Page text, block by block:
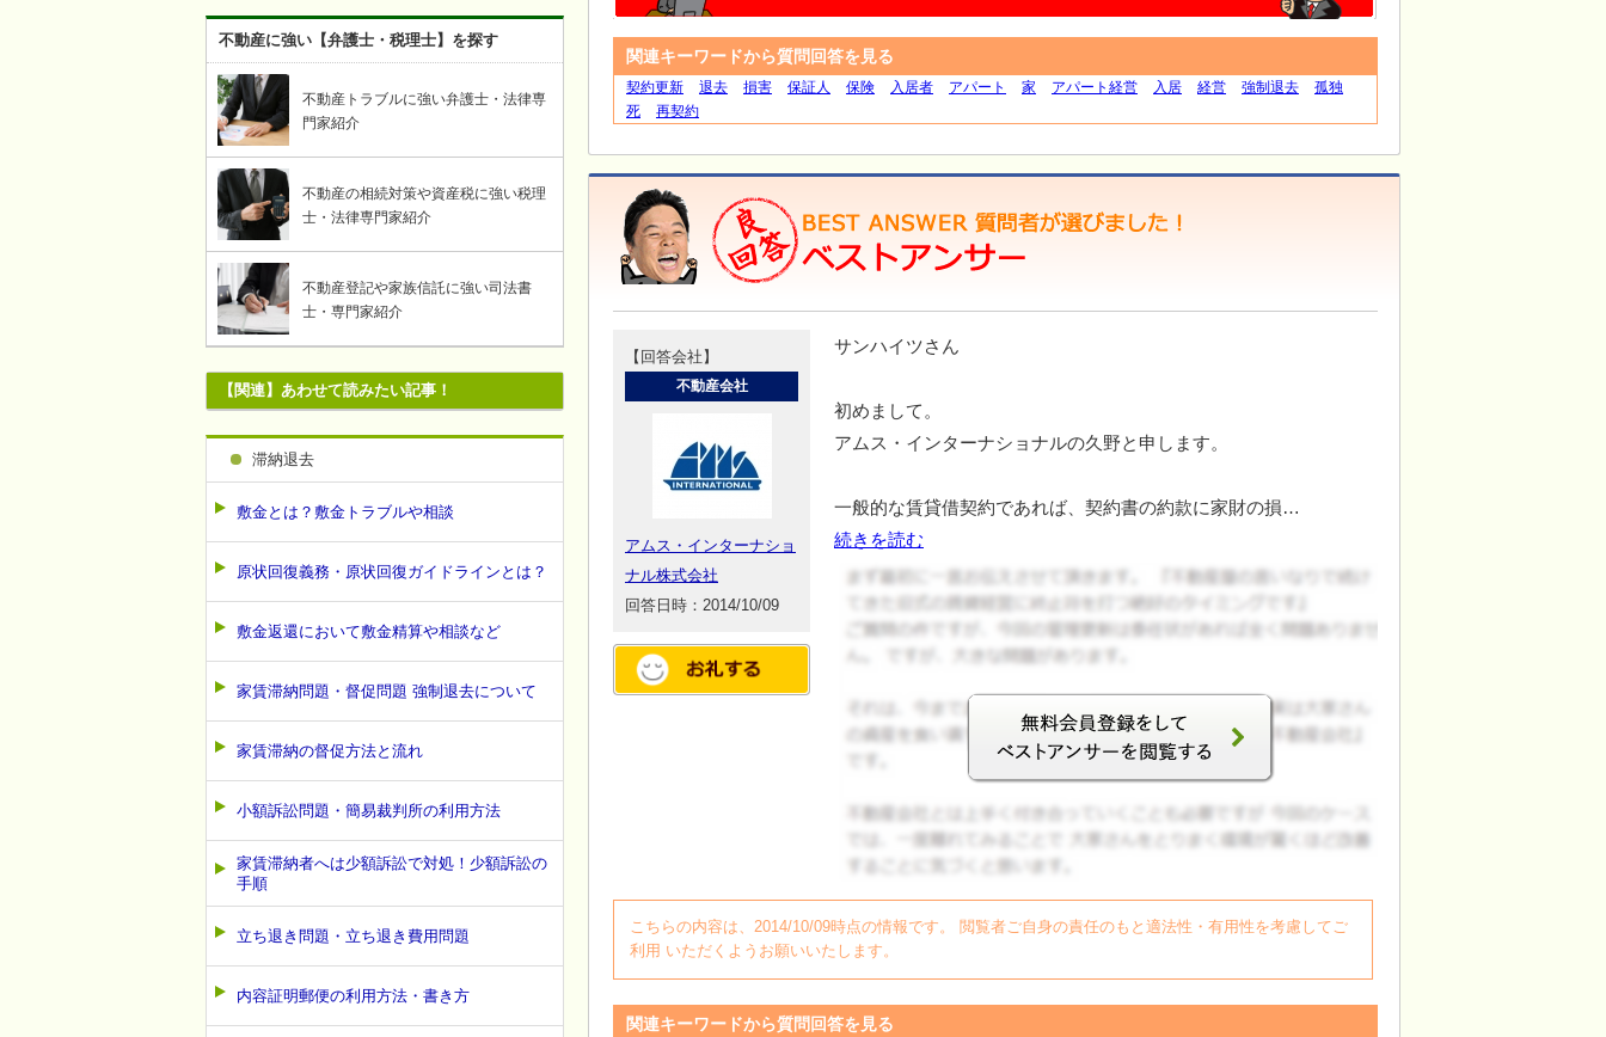
関連キーワードから質問回答を見る
契約更新 退去 損害 保証人 保険 入居者 アパート 家 アパート経営 入居 経営 強制退去
孤独
死
再契約
【回答会社】
不動産会社
アムス・インターナショ
ナル株式会社
回答日時：2014/10/09
サンハイツさん
初めまして。
アムス・インターナショナルの久野と申します。
一般的な賃貸借契約であれば、契約書の約款に家財の損…
続きを読む
ログイン
こちらの内容は、2014/10/09時点の情報です。 閲覧者ご自身の責任のもと適法性・有用性を考慮してご
利用 いただくようお願いいたします。
関連キーワードから質問回答を見る
不動産に強い【弁護士・税理士】を探す
不動産トラブルに強い弁護士・法律専
門家紹介
不動産の相続対策や資産税に強い税理
士・法律専門家紹介
不動産登記や家族信託に強い司法書
士・専門家紹介
【関連】あわせて読みたい記事！
滞納退去
敷金とは？敷金トラブルや相談
原状回復義務・原状回復ガイドラインとは？
敷金返還において敷金精算や相談など
家賃滞納問題・督促問題 強制退去について
家賃滞納の督促方法と流れ
小額訴訟問題・簡易裁判所の利用方法
家賃滞納者へは少額訴訟で対処！少額訴訟の
手順
立ち退き問題・立ち退き費用問題
内容証明郵便の利用方法・書き方